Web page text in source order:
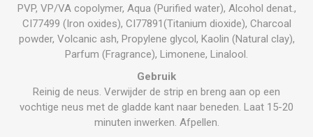
PVP, VP/VA copolymer, Aqua (Purified water), Alcohol denat.,
CI77499 (Iron oxides), CI77891(Titanium dioxide), Charcoal
powder, Volcanic ash, Propylene glycol, Kaolin (Natural clay),
Parfum (Fragrance), Limonene, Linalool.
Gebruik
Reinig de neus. Verwijder de strip en breng aan op een
vochtige neus met de gladde kant naar beneden. Laat 15-20
minuten inwerken. Afpellen.